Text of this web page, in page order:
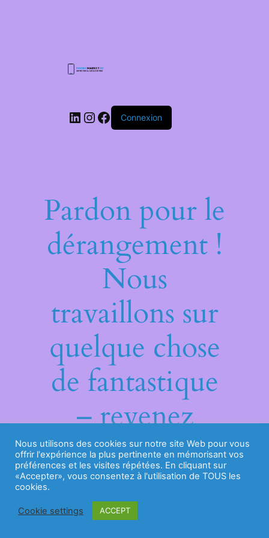
Connexion
Pardon pour le
dérangement !
Nous
travaillons sur
quelque chose
de fantastique
– revenez
bientôt !
Nous utilisons des cookies sur notre site Web pour vous
offrir l'expérience la plus pertinente en mémorisant vos
préférences et les visites répétées. En cliquant sur
«Accepter», vous consentez à l'utilisation de TOUS les
cookies.
Cookie settings ACCEPT